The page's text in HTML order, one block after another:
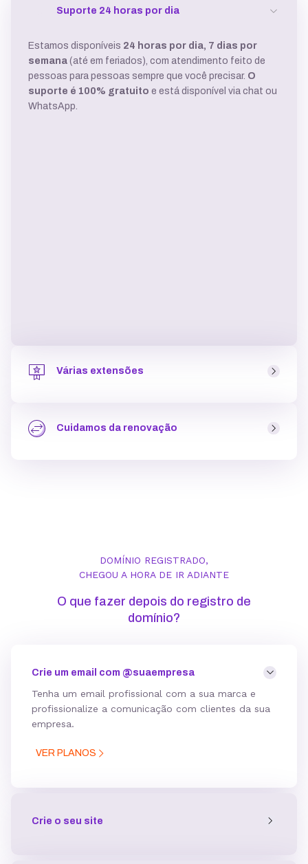
Suporte 24 horas por dia
Estamos disponíveis 24 horas por dia, 7 dias por
semana (até em feriados), com atendimento feito de
pessoas para pessoas sempre que você precisar. O
suporte é 100% gratuito e está disponível via chat ou
WhatsApp.
Várias extensões
“.com.br”, “.store”, entre outras). Na KingHost você pode
escolher entre mais de 40 opções
Cuidamos da renovação
DOMÍNIO REGISTRADO,
CHEGOU A HORA DE IR ADIANTE
O que fazer depois do registro de
domínio?
Crie um email com @suaempresa
Tenha um email profissional com a sua marca e
profissionalize a comunicação com clientes da sua
empresa.
VER PLANOS
Crie o seu site